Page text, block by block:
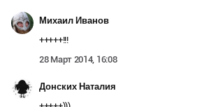
Михаил Иванов
+++++!!!
28 Март 2014, 16:08
Донских Наталия